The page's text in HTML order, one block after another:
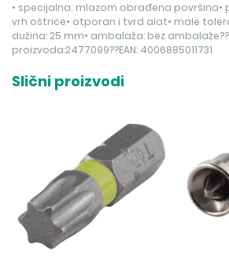
• specijalna; mlazom obrađena površina•
vrh oštrice• otporan i tvrd alat• male
dužina: 25 mm• ambalaža: bez
proizvoda:2477099??EAN: 4006885011731
Slični proizvodi